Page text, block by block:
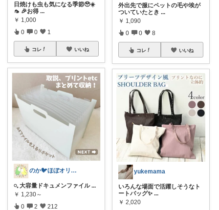
日焼けも虫も気になる季節🥹☀️
🦟 🎉お得 ...
￥ 1,000
0 0 1
コレ いいね
のか🐦ほぼオリ写‎🤍～9日🙏✨
𓏸︎︎︎︎⁡𓈒 大容量ドキュメンファイル...
￥ 1,230～
0 2 212
外出先で服にペットの毛や埃が
ついていたとき ...
￥ 1,090
0 0 8
コレ いいね
yukemama
いろんな場面で活躍しそうなト
ートバッグ✨ ...
￥ 2,020